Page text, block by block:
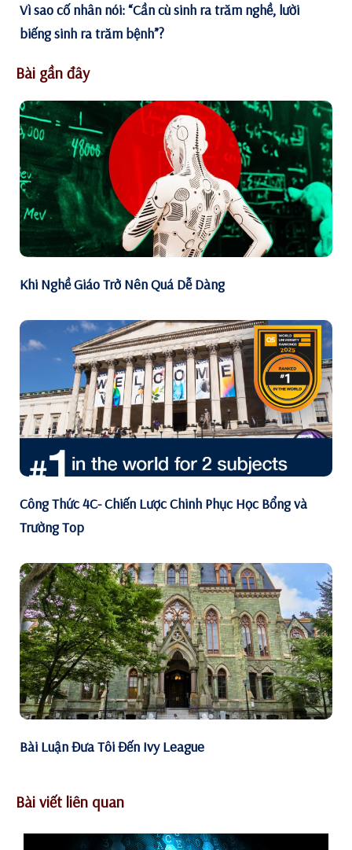
Vì sao cố nhân nói: “Cần cù sinh ra trăm nghề, lười
biếng sinh ra trăm bệnh”?
Bài gần đây
Khi Nghề Giáo Trở Nên Quá Dễ Dàng
Công Thức 4C- Chiến Lược Chinh Phục Học Bổng và
Trường Top
Bài Luận Đưa Tôi Đến Ivy League
Bài viết liên quan